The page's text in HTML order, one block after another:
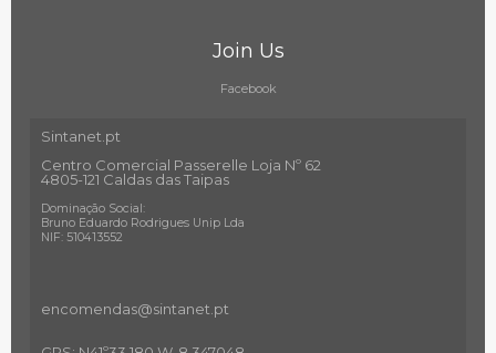
Join Us
Facebook
Sintanet.pt
Centro Comercial Passerelle Loja Nº 62
4805-121 Caldas das Taipas
Dominação Social:
Bruno Eduardo Rodrigues Unip Lda
NIF: 510413552
encomendas@sintanet .pt